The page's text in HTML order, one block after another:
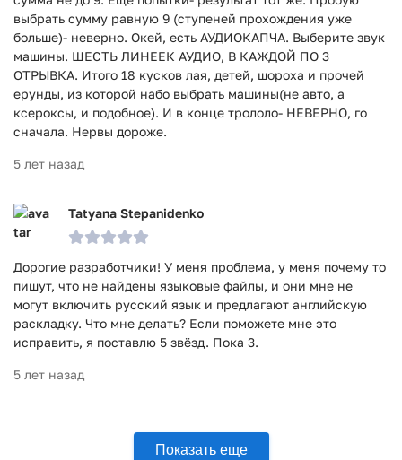
выбрать сумму равную 9 (ступеней прохождения уже
больше)- неверно. Окей, есть АУДИОКАПЧА. Выберите звук
машины. ШЕСТЬ ЛИНЕЕК АУДИО, В КАЖДОЙ ПО 3
ОТРЫВКА. Итого 18 кусков лая, детей, шороха и прочей
ерунды, из которой набо выбрать машины(не авто, а
ксероксы, и подобное). И в конце трололо- НЕВЕРНО, го
сначала. Нервы дороже.
5 лет назад
Tatyana Stepanidenko
Дорогие разработчики! У меня проблема, у меня почему то
пишут, что не найдены языковые файлы, и они мне не
могут включить русский язык и предлагают английскую
раскладку. Что мне делать? Если поможете мне это
исправить, я поставлю 5 звёзд. Пока 3.
5 лет назад
Показать еще